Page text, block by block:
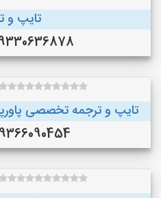
تایپ و
09330636878
تایپ و ترجمه تخصصی
09366090454